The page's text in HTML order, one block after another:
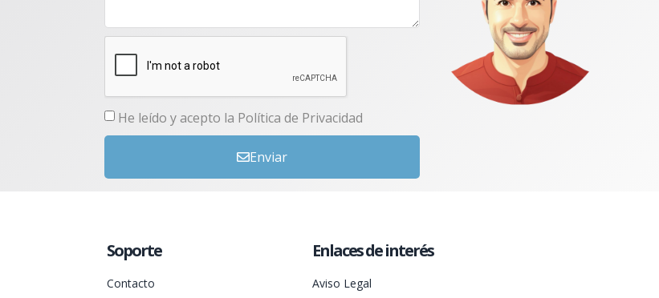
He leído y acepto la Política de Privacidad
Enviar
Soporte
Contacto
Enlaces de interés
Aviso Legal